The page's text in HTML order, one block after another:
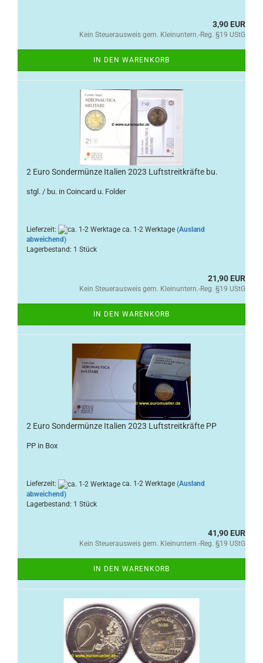
3,90 EUR
Kein Steuerausweis gem. Kleinuntern.-Reg. §19 UStG
IN DEN WARENKORB
2 Euro Sondermünze Italien 2023 Luftstreitkräfte bu.
stgl. / bu. in Coincard u. Folder
Lieferzeit: ca. 1-2 Werktage (Ausland
abweichend)
Lagerbestand: 1 Stück
21,90 EUR
Kein Steuerausweis gem. Kleinuntern.-Reg. §19 UStG
IN DEN WARENKORB
2 Euro Sondermünze Italien 2023 Luftstreitkräfte PP
PP in Box
Lieferzeit: ca. 1-2 Werktage (Ausland
abweichend)
Lagerbestand: 1 Stück
41,90 EUR
Kein Steuerausweis gem. Kleinuntern.-Reg. §19 UStG
IN DEN WARENKORB